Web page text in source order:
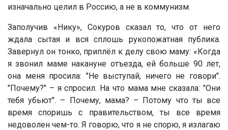
изначально целил в Россию, а не в коммунизм.
Заполучив «Нику», Сокуров сказал то, что от него
ждала сытая и вся сплошь рукопожатная публика.
Завернул он тонко, приплёл к делу свою маму: «Когда
я звонил маме накануне отъезда, ей больше 90 лет,
она меня просила: "Не выступай, ничего не говори".
"Почему?" – я спросил. На что мама мне сказала: "Они
тебя убьют". – Почему, мама? – Потому что ты все
время споришь с правительством, ты все время
недоволен чем-то. Я говорю, что я не спорю, я излагаю